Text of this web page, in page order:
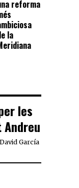
reforma
la
les
Andreu
David García